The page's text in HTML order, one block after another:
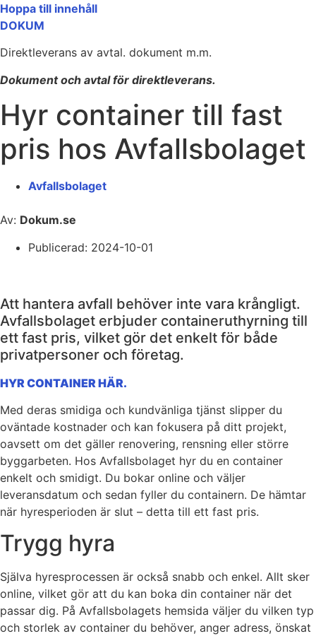
Hoppa till innehåll
DOKUM
Direktleverans av avtal. dokument m.m.
Dokument och avtal för direktleverans.
Hyr container till fast
pris hos Avfallsbolaget
Avfallsbolaget
Av: Dokum.se
Publicerad: 2024-10-01
Att hantera avfall behöver inte vara krångligt.
Avfallsbolaget erbjuder containeruthyrning till
ett fast pris, vilket gör det enkelt för både
privatpersoner och företag.
HYR CONTAINER HÄR.
Med deras smidiga och kundvänliga tjänst slipper du
oväntade kostnader och kan fokusera på ditt projekt,
oavsett om det gäller renovering, rensning eller större
byggarbeten. Hos Avfallsbolaget hyr du en container
enkelt och smidigt. Du bokar online och väljer
leveransdatum och sedan fyller du containern. De hämtar
när hyresperioden är slut – detta till ett fast pris.
Trygg hyra
Själva hyresprocessen är också snabb och enkel. Allt sker
online, vilket gör att du kan boka din container när det
passar dig. På Avfallsbolagets hemsida väljer du vilken typ
och storlek av container du behöver, anger adress, önskat